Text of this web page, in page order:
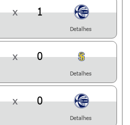
x 1
Detalhes
x 0
Detalhes
x 0
Detalhes